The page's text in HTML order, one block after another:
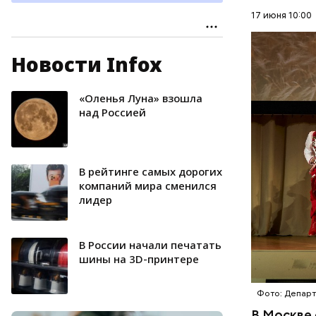
Новости Infox
«Оленья Луна» взошла
над Россией
В рейтинге самых дорогих
компаний мира сменился
лидер
В России начали печатать
шины на 3D-принтере
17 июня 10:00
Фото:
номеров
главной